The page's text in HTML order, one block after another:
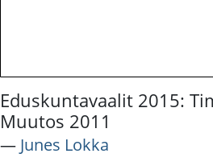
Eduskuntavaalit 2015:
Muutos 2011
― Junes Lokka